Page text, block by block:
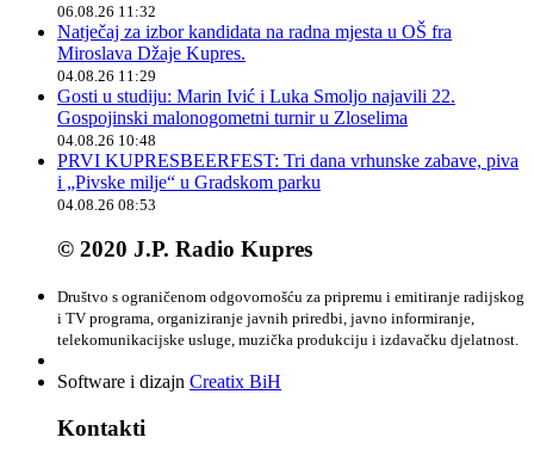
06.08.26 11:32
Natječaj za izbor kandidata na radna mjesta u OŠ fra
Miroslava Džaje Kupres.
04.08.26 11:29
Gosti u studiju: Marin Ivić i Luka Smoljo najavili 22.
Gospojinski malonogometni turnir u Zloselima
04.08.26 10:48
PRVI KUPRESBEERFEST: Tri dana vrhunske zabave, piva
i „Pivske milje“ u Gradskom parku
04.08.26 08:53
© 2020 J.P. Radio Kupres
Društvo s ograničenom odgovornošću za pripremu i emitiranje radijskog
i TV programa, organiziranje javnih priredbi, javno informiranje,
telekomunikacijske usluge, muzička produkciju i izdavačku djelatnost.
Software i dizajn Creatix BiH
Kontakti